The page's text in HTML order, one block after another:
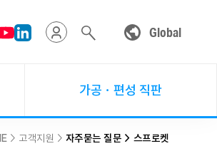
Global
가공ㆍ편성 직판
> 고객지원 > 자주묻는 질문 > 스프로켓